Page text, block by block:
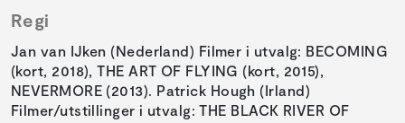
Regi
Jan van IJken (Nederland) Filmer i utvalg: BECOMING
(kort, 2018), THE ART OF FLYING (kort, 2015),
NEVERMORE (2013). Patrick Hough (Irland)
Filmer/utstillinger i utvalg: THE BLACK RIVER OF